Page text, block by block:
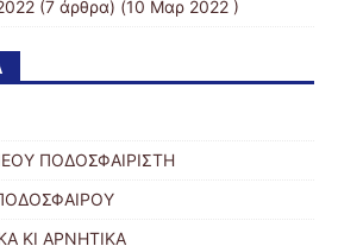
(7 άρθρα) (10 Μαρ 2022 )
ΠΟΔΟΣΦΑΙΡΙΣΤΗ
ΚΙ ΑΡΝΗΤΙΚΑ